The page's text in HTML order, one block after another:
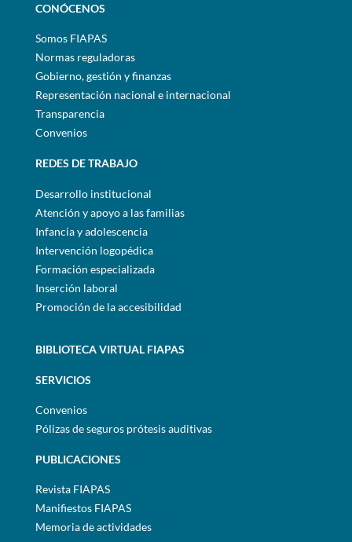
CONÓCENOS
Somos FIAPAS
Normas reguladoras
Gobierno, gestión y finanzas
Representación nacional e internacional
Transparencia
Convenios
REDES DE TRABAJO
Desarrollo institucional
Atención y apoyo a las familias
Infancia y adolescencia
Intervención logopédica
Formación especializada
Inserción laboral
Promoción de la accesibilidad
BIBLIOTECA VIRTUAL FIAPAS
SERVICIOS
Convenios
Pólizas de seguros prótesis auditivas
PUBLICACIONES
Revista FIAPAS
Manifiestos FIAPAS
Memoria de actividades